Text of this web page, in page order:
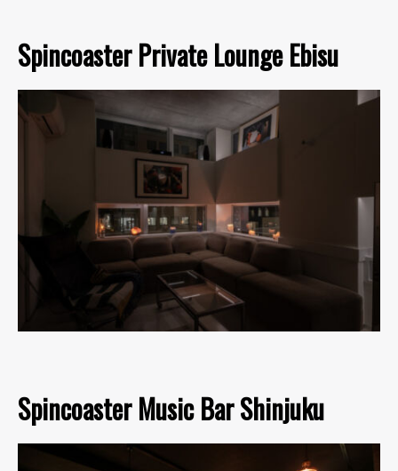
Spincoaster Private Lounge Ebisu
Spincoaster Music Bar Shinjuku